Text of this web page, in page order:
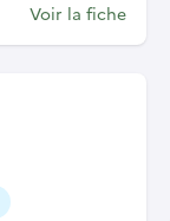
Voir la fiche